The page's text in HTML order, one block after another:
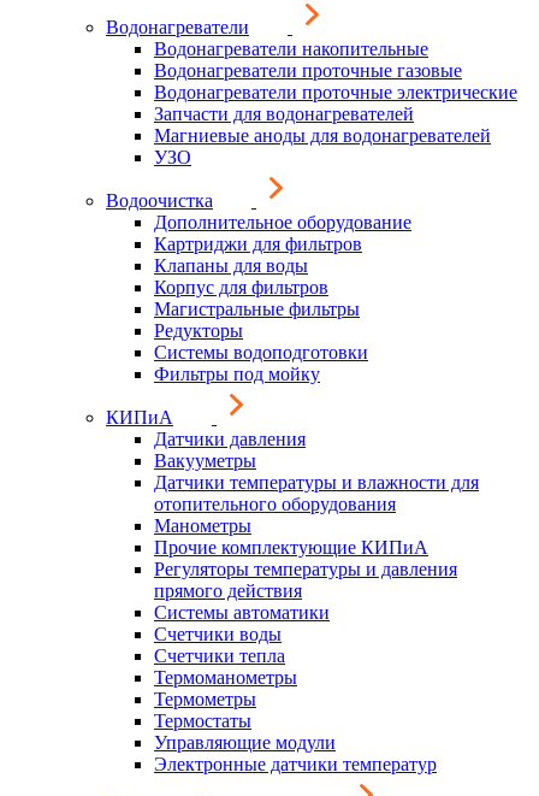
Водонагреватели
Водонагреватели накопительные
Водонагреватели проточные газовые
Водонагреватели проточные электрические
Запчасти для водонагревателей
Магниевые аноды для водонагревателей
УЗО
Водоочистка
Дополнительное оборудование
Картриджи для фильтров
Клапаны для воды
Корпус для фильтров
Магистральные фильтры
Редукторы
Системы водоподготовки
Фильтры под мойку
КИПиА
Датчики давления
Вакууметры
Датчики температуры и влажности для
отопительного оборудования
Манометры
Прочие комплектующие КИПиА
Регуляторы температуры и давления
прямого действия
Системы автоматики
Счетчики воды
Счетчики тепла
Термоманометры
Термометры
Термостаты
Управляющие модули
Электронные датчики температур